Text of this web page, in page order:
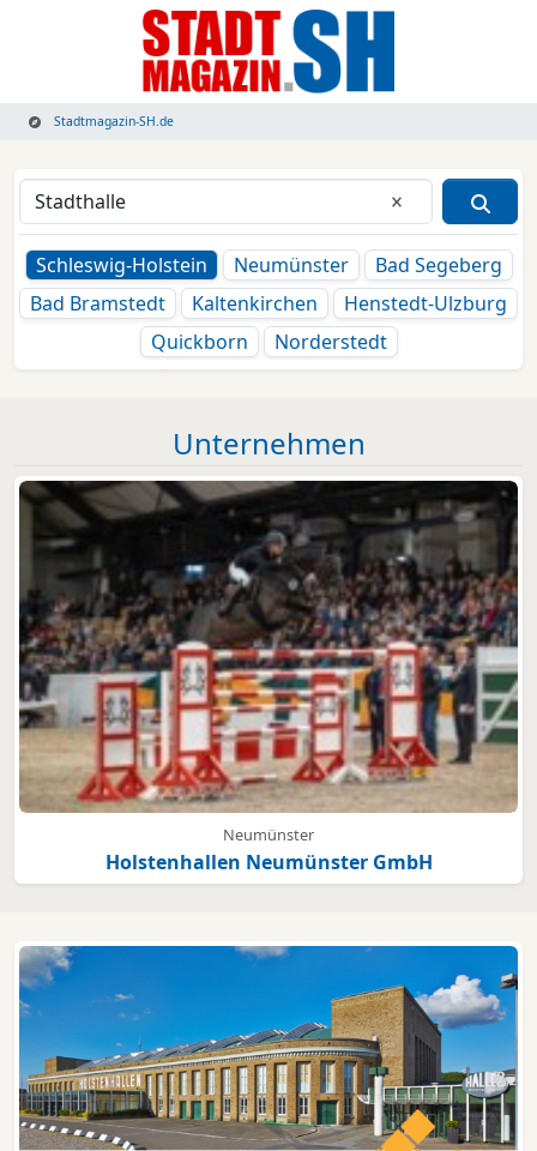
Stadtmagazin-SH.de
Eingabe
Schleswig-Holstein
Neumünster
Bad Segeberg
Bad Bramstedt
Kaltenkirchen
Henstedt-Ulzburg
Quickborn
Norderstedt
Unternehmen
Neumünster
Holstenhallen Neumünster GmbH